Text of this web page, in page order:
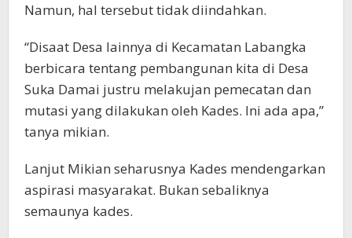
Namun, hal tersebut tidak diindahkan.
“Disaat Desa lainnya di Kecamatan Labangka
berbicara tentang pembangunan kita di Desa
Suka Damai justru melakujan pemecatan dan
mutasi yang dilakukan oleh Kades. Ini ada apa,”
tanya mikian.
Lanjut Mikian seharusnya Kades mendengarkan
aspirasi masyarakat. Bukan sebaliknya
semaunya kades.